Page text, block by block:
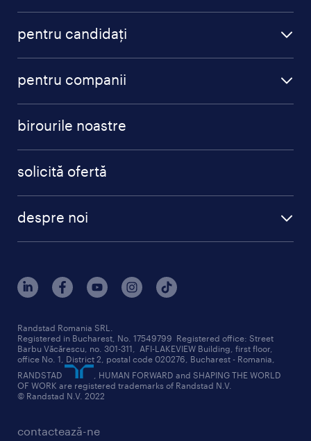
pentru candidați
pentru companii
birourile noastre
solicită ofertă
despre noi
contactează-ne
Randstad Romania SRL.
Registered in Bucharest, No. 17549799 Registered office: Street
Barbu Văcărescu, no. 301-311, AFI-LAKEVIEW Building, first floor,
office No. 1, District 2, postal code 020276, Bucharest - Romania,
RANDSTAD
, HUMAN FORWARD and SHAPING THE WORLD
OF WORK are registered trademarks of Randstad N.V.
© Randstad N.V. 2022